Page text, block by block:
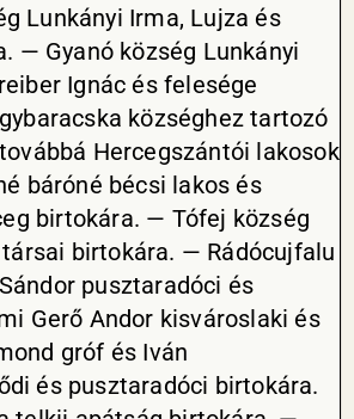
Lunkányi Irma, Lujza és
— Gyanó község Lunkányi
Ignác és felesége
községhez tartozó
Hercegszántói lakosok
báróné bécsi lakos és
birtokára. — Tófej község
birtokára. — Rádócujfalu
pusztaradóci és
Gerő Andor kisvároslaki és
gróf és Iván
és pusztaradóci birtokára.